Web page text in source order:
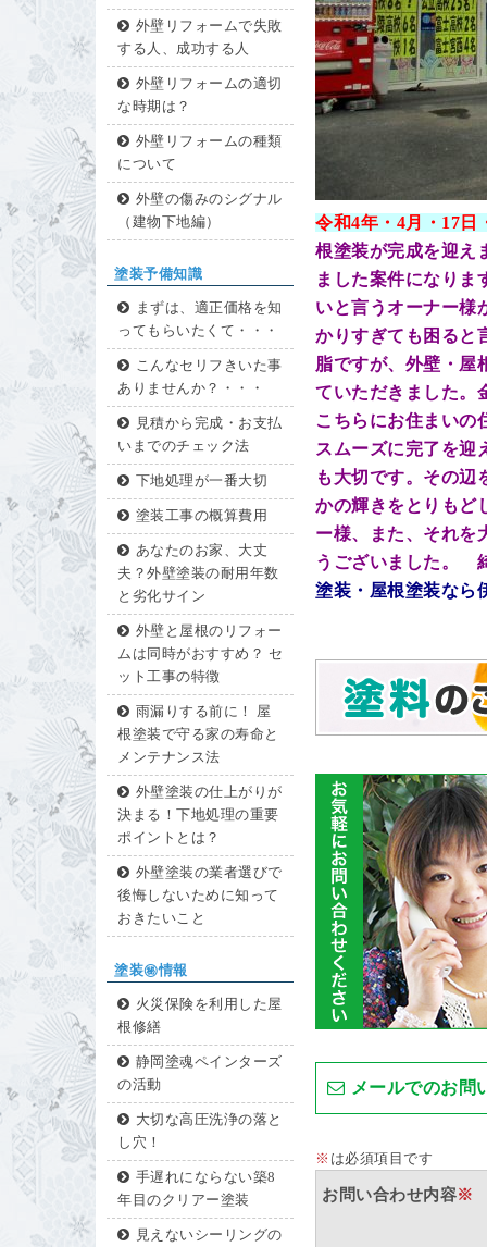
外壁リフォームで失敗
する人、成功する人
外壁リフォームの適切
な時期は？
外壁リフォームの種類
について
外壁の傷みのシグナル
（建物下地編）
塗装予備知識
まずは、適正価格を知
ってもらいたくて・・・
こんなセリフきいた事
ありませんか？・・・
見積から完成・お支払
いまでのチェック法
下地処理が一番大切
塗装工事の概算費用
あなたのお家、大丈
夫？外壁塗装の耐用年数
と劣化サイン
外壁と屋根のリフォー
ムは同時がおすすめ？ セ
ット工事の特徴
雨漏りする前に！ 屋
根塗装で守る家の寿命と
メンテナンス法
外壁塗装の仕上がりが
決まる！下地処理の重要
ポイントとは？
外壁塗装の業者選びで
後悔しないために知って
おきたいこと
塗装㊙情報
火災保険を利用した屋
根修繕
静岡塗魂ペインターズ
の活動
大切な高圧洗浄の落と
し穴！
手遅れにならない築8
年目のクリアー塗装
見えないシーリングの
令和4年・4月・17 日
根塗装が完成を迎え
ました案件になりま
いと言うオーナー様
かりすぎても困ると
脂ですが、外壁・屋
ていただきました。
こちらにお住まいの
スムーズに完了を迎
も大切です。その辺
かの輝きをとりもど
ー様、また、それを
うございました。
塗装・屋根塗装なら
メールでのお問
※ は必須項目です
お問い合わせ内容※